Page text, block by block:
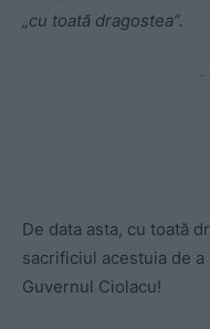
„cu toată dragostea”.
-
De data asta, cu toată
sacrificiul acestuia de
Guvernul Ciolacu!